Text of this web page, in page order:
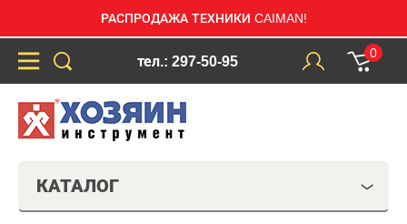
РАСПРОДАЖА ТЕХНИКИ CAIMAN!
тел.: 297-50-95
0
КАТАЛОГ